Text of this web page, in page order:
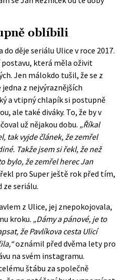
oblíbili
děje seriálu Ulice v roce 2017.
postavu, která měla oživit
Jen málokdo tušil, že se z
z nejvýraznějších
a vtipný chlapík si postupně
ale také diváky. To, že by v
už nějakou dobu. „Říkal
tak vyjde článek, že zemřel
Takže jsem si řekl, že než
bylo, že zemřel herec Jan
pro Super ještě rok před tím,
seriálu.
z Ulice, jej znepokojovala,
kroku. „Dámy a pánové, je to
že Pavlíkova cesta Ulicí
oznámil před dvěma lety pro
na svém instagramu.
štábu za společně